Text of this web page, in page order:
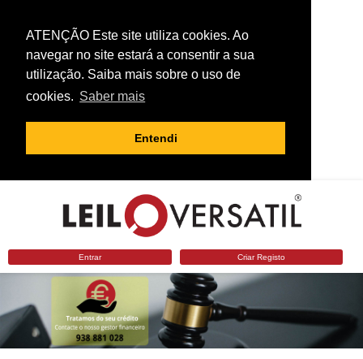
ATENÇÃO Este site utiliza cookies. Ao
navegar no site estará a consentir a sua
utilização. Saiba mais sobre o uso de
cookies. Saber mais
Entendi
Entrar Criar Registo